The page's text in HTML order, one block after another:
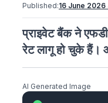
Published:16 June 2026
प्राइवेट बैंक ने
रेट लागू हो चुके हैं।
AI Generated Image